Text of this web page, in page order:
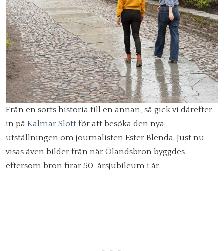
Från en sorts historia till en annan, så gick vi därefter
in på Kalmar Slott för att besöka den nya
utställningen om journalisten Ester Blenda. Just nu
visas även bilder från när Ölandsbron byggdes
eftersom bron firar 50-årsjubileum i år.